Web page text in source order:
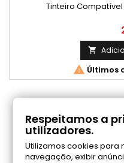
Tinteiro Compatível

 Últimos
COMENTÁRIOS
Seja o
Respeitamos a
utilizadores.
Utilizamos cookies para
navegação, exibir